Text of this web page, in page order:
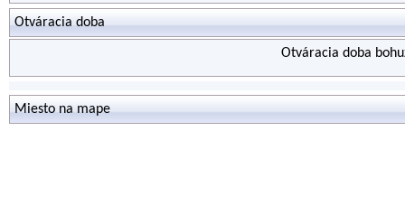
Otváracia doba
Otváracia doba
Miesto na mape